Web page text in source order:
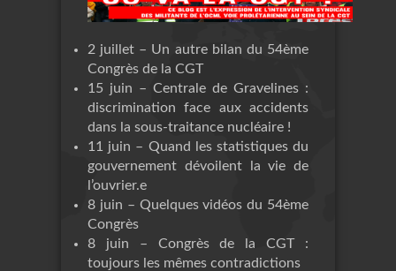
2 juillet – Un autre bilan du 54ème
Congrès de la CGT
15 juin – Centrale de Gravelines :
discrimination face aux accidents
dans la sous-traitance nucléaire !
11 juin – Quand les statistiques du
gouvernement dévoilent la vie de
l’ouvrier.e
8 juin – Quelques vidéos du 54ème
Congrès
8 juin – Congrès de la CGT :
toujours les mêmes contradictions